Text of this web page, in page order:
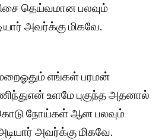
தெய்வமான பலவும்
அவர்க்கு மிகவே.
எங்கள் பரமன்
உளமே புகுந்த அதனால்
நோய்கள் ஆன பலவும்
அவர்க்கு மிகவே.